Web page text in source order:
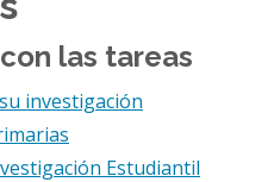
las tareas
investigación
Estudiantil